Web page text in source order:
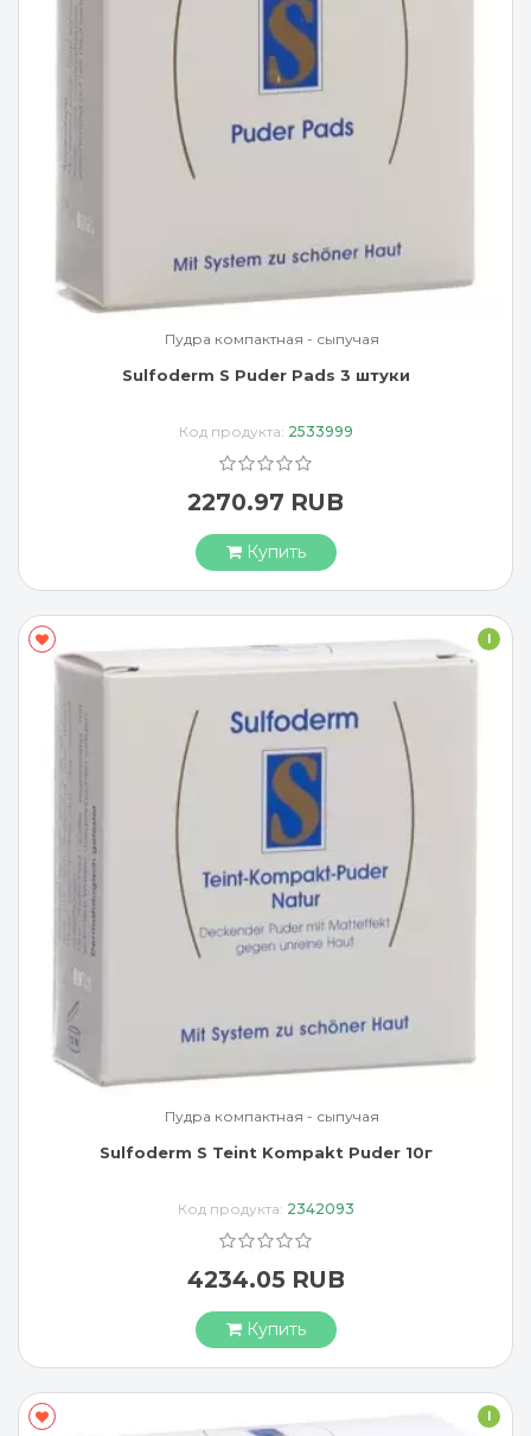
Пудра компактная - сыпучая
Sulfoderm S Puder Pads 3 штуки
Код продукта: 2533999
2270.97 RUB
Купить
I
Пудра компактная - сыпучая
Sulfoderm S Teint Kompakt Puder 10г
Код продукта: 2342093
4234.05 RUB
Купить
I